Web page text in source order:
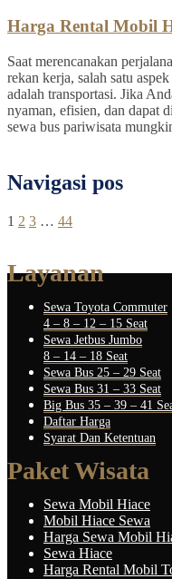
Harga Rental Mobil
Saat merencanakan
rekan kerja, salah satu
adalah transportasi. Jika
nyaman, efisien, dan dapat
sewa bus pariwisata
Navigasi pos
1 2 3 … 44
Layanan
Sewa Toyota Commuter
4 – 8 – 12 – 15 Seat
Sewa Jetbus Jumbo
8 – 14 – 18 Seat
Sewa Bus 25 – 29 Seat
Sewa Bus 31 – 33 Seat
Big Bus 35 – 39 – 41
Daftar Harga
Syarat Dan Ketentuan
Paket Wisata
Sewa Mobil Hiace
Mobil Hiace Sewa
Harga Sewa Mobil
Sewa Hiace
Harga Rental Mobil